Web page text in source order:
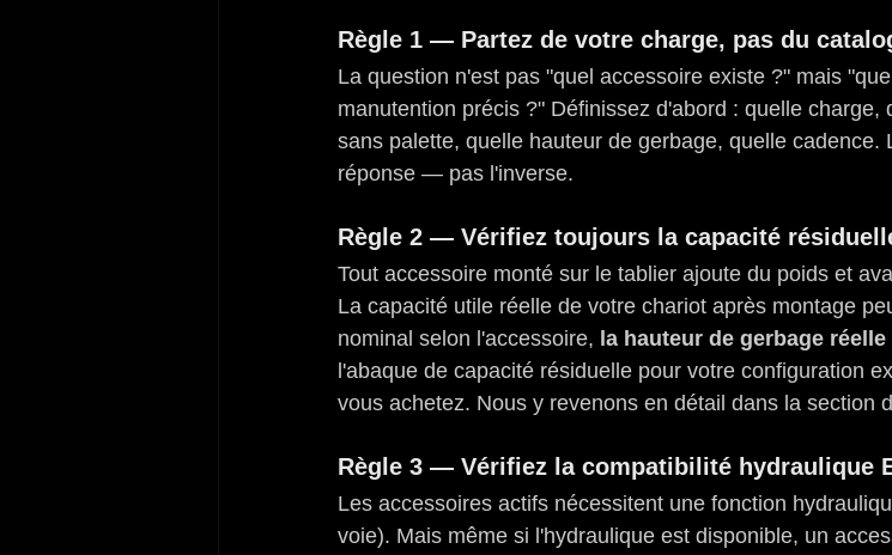
Règle 1 — Partez de votre charge, pas du
La question n'est pas "quel accessoire existe ?" mais
manutention précis ?" Définissez d'abord : quelle charge,
sans palette, quelle hauteur de gerbage, quelle cadence.
réponse — pas l'inverse.
Règle 2 — Vérifiez toujours la capacité
Tout accessoire monté sur le tablier ajoute du poids et
La capacité utile réelle de votre chariot après montage
nominal selon l'accessoire, la hauteur de gerbage réelle
l'abaque de capacité résiduelle pour votre configuration
vous achetez. Nous y revenons en détail dans la section
Règle 3 — Vérifiez la compatibilité hydraulique
Les accessoires actifs nécessitent une fonction
voie). Mais même si l'hydraulique est disponible, un